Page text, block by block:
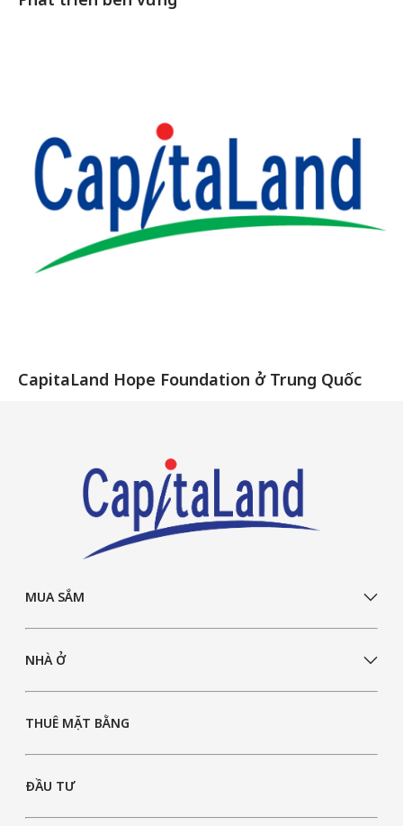
CapitaLand Hope Foundation ở Trung Quốc
MUA SẮM
NHÀ Ở
THUÊ MẶT BẰNG
ĐẦU TƯ